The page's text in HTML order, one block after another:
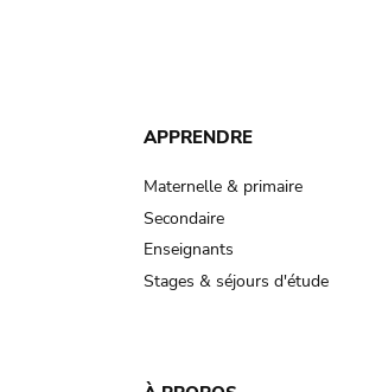
APPRENDRE
Maternelle & primaire
Secondaire
Enseignants
Stages & séjours d'étude